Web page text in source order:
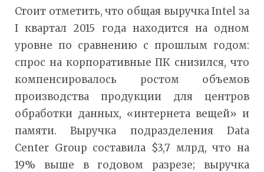
Стоит отметить, что общая выручка Intel за
I квартал 2015 года находится на одном
уровне по сравнению с прошлым годом:
спрос на корпоративные ПК снизился, что
компенсировалось ростом объемов
производства продукции для центров
обработки данных, «интернета вещей» и
памяти. Выручка подразделения Data
Center Group составила $3,7 млрд, что на
19% выше в годовом разрезе; выручка